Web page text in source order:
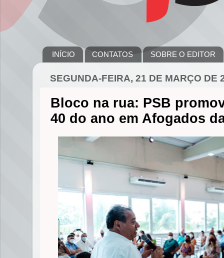
INÍCIO CONTATOS SOBRE O EDITOR
SEGUNDA-FEIRA, 21 DE MARÇO DE
Bloco na rua: PSB
40 do ano em Afogados